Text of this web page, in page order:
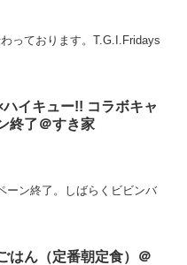
っております。T.G.I.Fridays
イキュー!! コラボキャ
終了＠すき家
ーン終了。しばらくビビンバ
はん（定番朝定食）＠